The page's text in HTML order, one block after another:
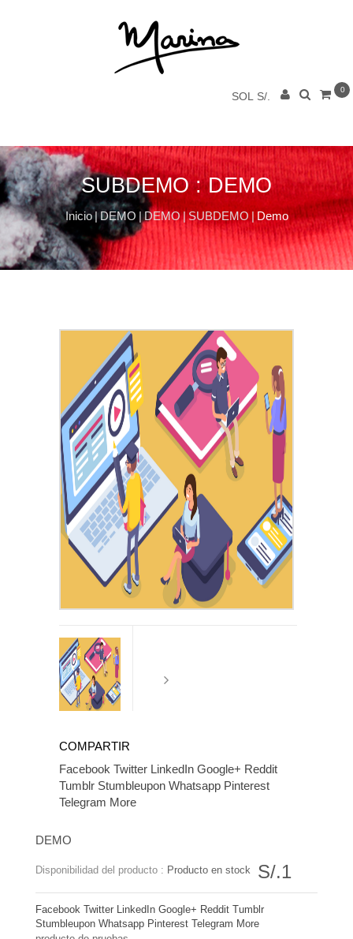
SOL S/.
0
SUBDEMO : DEMO
Inicio | DEMO | DEMO|SUBDEMO | Demo
COMPARTIR
Facebook Twitter LinkedIn Google+ Reddit
Tumblr Stumbleupon Whatsapp Pinterest
Telegram More
DEMO
Disponibilidad del producto : Producto en stock S/.1
Facebook Twitter LinkedIn Google+ Reddit Tumblr
Stumbleupon Whatsapp Pinterest Telegram More